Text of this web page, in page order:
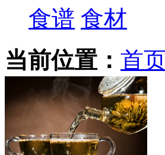
食谱 食材
当前位置： 首